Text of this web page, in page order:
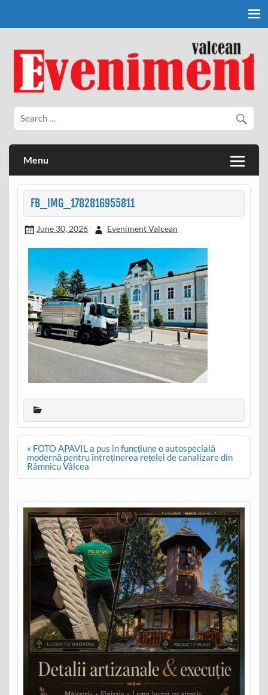
Eveniment Valcean
Menu
FB_IMG_1782816955811
June 30, 2026 Eveniment Valcean
Post
navigation
« FOTO APAVIL a pus în funcțiune o autospecială
modernă pentru întreținerea rețelei de canalizare din
Râmnicu Vâlcea